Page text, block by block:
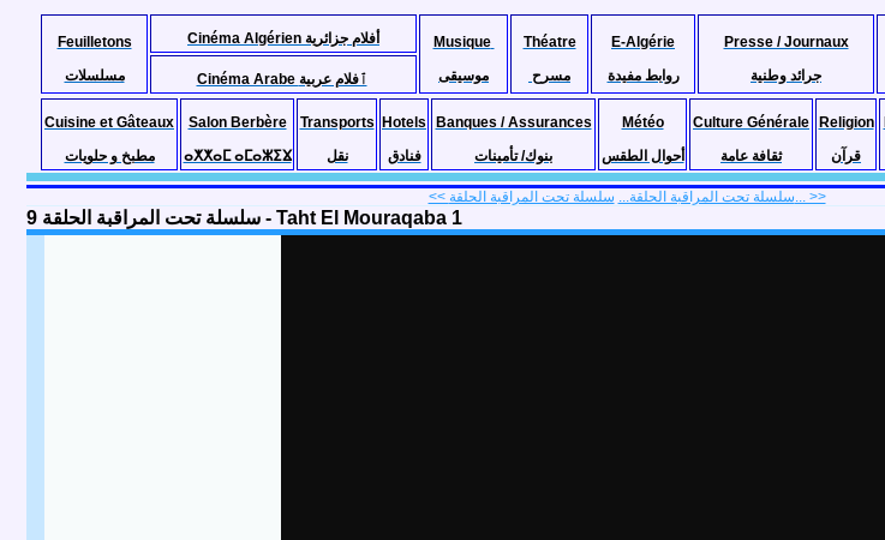
Feuilletons
مسلسلات
Cinéma Algérien أفلام جزائرية
Musique
موسيقى
Théatre
مسرح
E-Algérie
روابط مفيدة
Presse / Journaux
جرائد وطنية
Cinéma Arabe ٱفلام عربية
Cuisine et Gâteaux
مطبخ و حلويات
Salon Berbère
ⴰⵅⵅⴰⵎ ⴰⵎⴰⵣⵉⴴ
Transports
نقل
Hotels
فنادق
Banques / Assurances
بنوك/ تأمينات
Météo
أحوال الطقس
Culture Générale
ثقافة عامة
Religion
قرآن
<< سلسلة تحت المراقبة الحلقة...سلسلة تحت المراقبة الحلقة... >>
سلسلة تحت المراقبة الحلقة 9 - Taht El Mouraqaba 1